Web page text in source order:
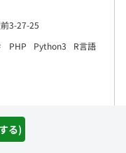
る)
3-27-25
PHP Python3
R言語
細を見る